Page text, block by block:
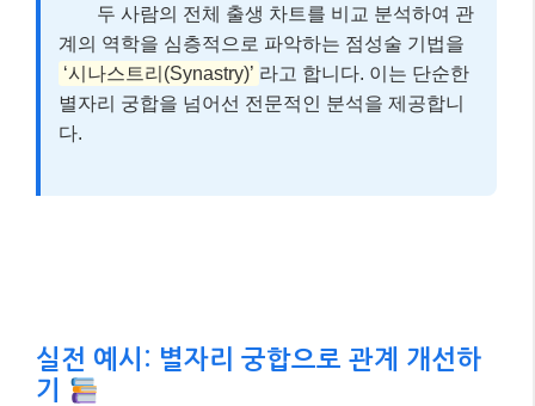
두 사람의 전체 출생 차트를 비교 분석하여 관
계의 역학을 심층적으로 파악하는 점성술 기법을
‘시나스트리(Synastry)’ 라고 합니다. 이는 단순한
별자리 궁합을 넘어선 전문적인 분석을 제공합니
다.
실전 예시: 별자리 궁합으로 관계 개선하
기